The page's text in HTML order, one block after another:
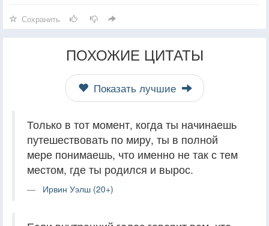
Сохранить
ПОХОЖИЕ ЦИТАТЫ
Показать лучшие
Только в тот момент, когда ты начинаешь
путешествовать по миру, ты в полной
мере понимаешь, что именно не так с тем
местом, где ты родился и вырос.
Ирвин Уэлш (20+)